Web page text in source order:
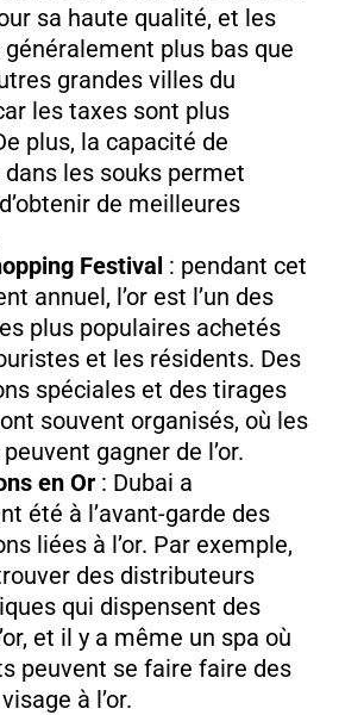
sa haute qualité, et les
plus bas que
grandes villes du
les taxes sont plus
plus, la capacité de
dans les souks permet
de meilleures
Festival : pendant cet
annuel, l’or est l’un des
plus populaires achetés
et les résidents. Des
spéciales et des tirages
souvent organisés, où les
gagner de l’or.
en Or : Dubai a
été à l’avant-garde des
liées à l’or. Par exemple,
des distributeurs
qui dispensent des
et il y a même un spa où
peuvent se faire faire des
à l’or.